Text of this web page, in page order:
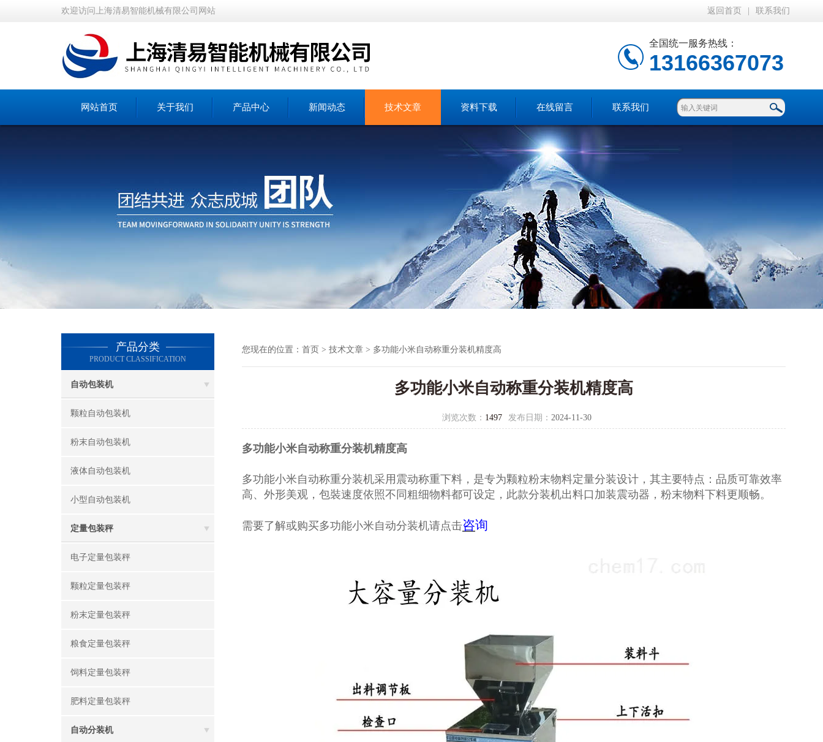
欢迎访问上海清易智能机械有限公司网站 返回首页 联系我们
全国统一服务热线：
13166367073
网站首页 关于我们 产品中心 新闻动态 技术文章 资料下载 在线留言 联系我们
产品分类
PRODUCT CLASSIFICATION
自动包装机
颗粒自动包装机
粉末自动包装机
液体自动包装机
小型自动包装机
定量包装秤
电子定量包装秤
颗粒定量包装秤
粉末定量包装秤
粮食定量包装秤
饲料定量包装秤
肥料定量包装秤
自动分装机
您现在的位置： 首页 > 技术文章 > 多功能小米自动称重分装机精度高
多功能小米自动称重分装机精度高
浏览次数： 1497 发布日期： 2024-11-30
多功能小米自动称重分装机精度高
多功能小米自动称重分装机采用震动称重下料，是专为颗粒粉末物料定量分装设计，其主要特点：品质可靠效率
高、外形美观，包裝速度依照不同粗细物料都可设定，此款分装机出料口加装震动器，粉末物料下料更顺畅。
需要了解或购买多功能小米自动分装机请点击咨询